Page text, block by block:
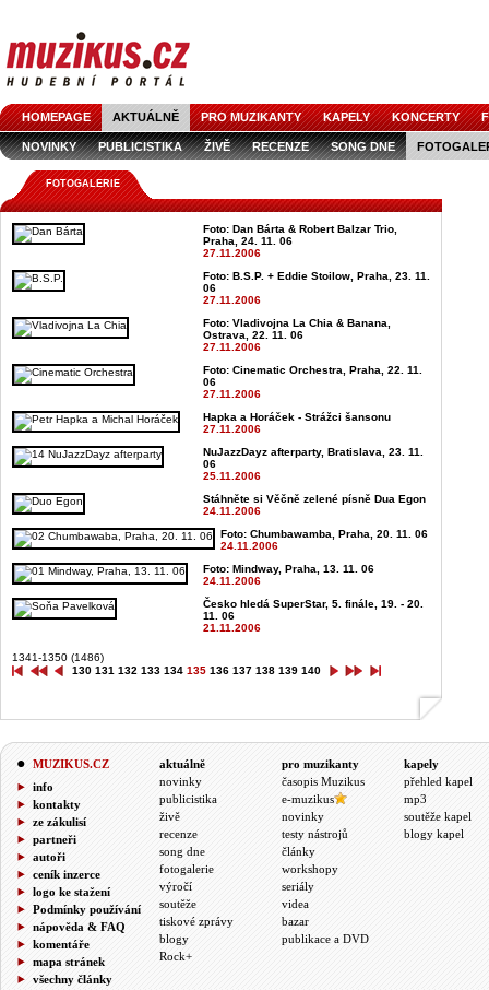
HOMEPAGE AKTUÁLNĚ PRO MUZIKANTY KAPELY KONCERTY
NOVINKY PUBLICISTIKA ŽIVĚ RECENZE SONG DNE
FOTOGALERIE
Foto: Dan Bárta & Robert Balzar Trio,
Praha, 24. 11. 06
27.11.2006
Foto: B.S.P. + Eddie Stoilow, Praha, 23. 11.
06
27.11.2006
Foto: Vladivojna La Chia & Banana,
Ostrava, 22. 11. 06
27.11.2006
Foto: Cinematic Orchestra, Praha, 22. 11.
06
27.11.2006
Hapka a Horáček - Strážci šansonu
27.11.2006
NuJazzDayz afterparty, Bratislava, 23. 11.
06
25.11.2006
Stáhněte si Věčně zelené písně Dua Egon
24.11.2006
Foto: Chumbawamba, Praha, 20. 11. 06
24.11.2006
Foto: Mindway, Praha, 13. 11. 06
24.11.2006
Česko hledá SuperStar, 5. finále, 19. - 20.
11. 06
21.11.2006
1341-1350 (1486)
130 131 132 133 134 135 136 137 138 139 140
MUZIKUS.CZ
info
kontakty
ze zákulisí
partneři
autoři
ceník inzerce
logo ke stažení
Podmínky používání
nápověda & FAQ
komentáře
mapa stránek
všechny články
aktuálně
novinky
publicistika
živě
recenze
song dne
fotogalerie
výročí
soutěže
tiskové zprávy
blogy
Rock+
pro muzikanty
časopis Muzikus
e-muzikus
novinky
testy nástrojů
články
workshopy
seriály
videa
bazar
publikace a DVD
kapely
přehled kapel
mp3
soutěže kapel
blogy kapel